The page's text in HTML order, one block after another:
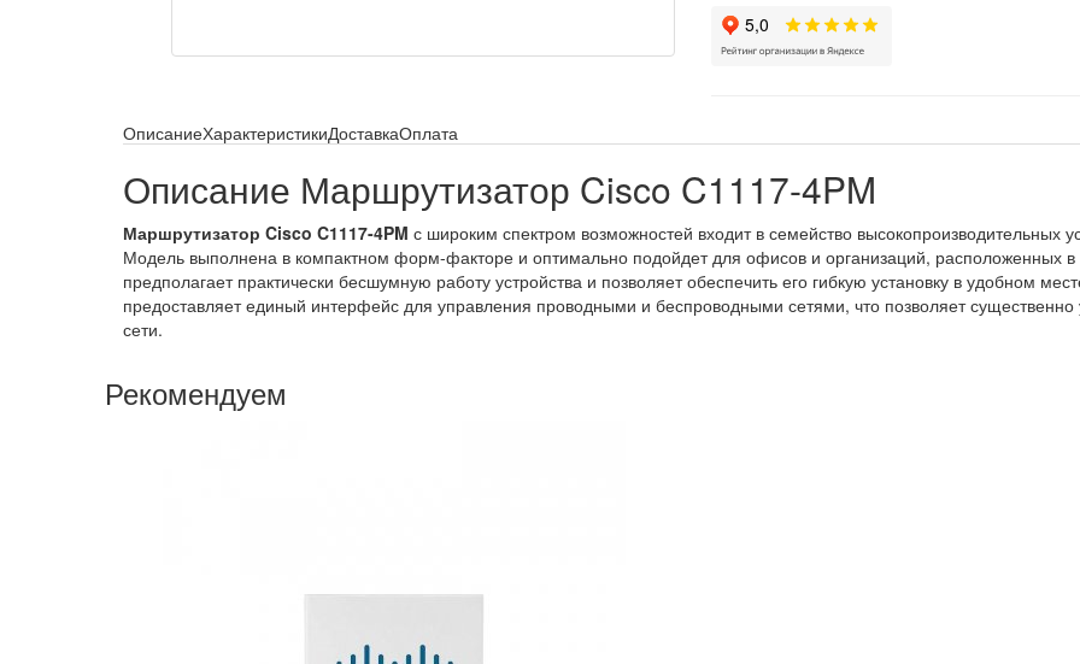
ОписаниеХарактеристикиДоставкаОплата
Описание Маршрутизатор Cisco C1117-4PM
Маршрутизатор Cisco C1117-4PM с широким спектром возможностей входит в семейство высокопроизводительных
Модель выполнена в компактном форм-факторе и оптимально подойдет для офисов и организаций, расположенных
предполагает практически бесшумную работу устройства и позволяет обеспечить его гибкую установку в удобном
предоставляет единый интерфейс для управления проводными и беспроводными сетями, что позволяет существенно
сети.
Рекомендуем